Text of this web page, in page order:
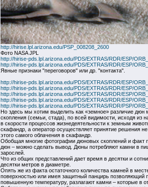
http://hirise.lpl.arizona.edu/PSP_008208_2600
Фото NASA JPL
http://hirise-pds.lpl.arizona.edu/PDS/EXTRAS/RDR/ESP/
http://hirise-pds.lpl.arizona.edu/PDS/EXTRAS/RDR/ESP/
Явные признаки "переговоров" или др. "контакта".
http://hirise-pds.lpl.arizona.edu/PDS/EXTRAS/RDR/ESP/
http://hirise-pds.lpl.arizona.edu/PDS/EXTRAS/RDR/ESP/
http://hirise-pds.lpl.arizona.edu/PDS/EXTRAS/RDR/ESP/
http://hirise-pds.lpl.arizona.edu/PDS/EXTRAS/RDR/ESP/
http://hirise-pds.lpl.arizona.edu/PDS/EXTRAS/RDR/PSP/
Но здесь мы хотим выделить как «земное» различие
скопления (семьи, стада), по всей видимости, исходя из
в скорости процессов жизнедеятельности к земным
скафандр, а оператор осуществляет принятие решения
этого самого облачения в скафандр.
Обобщая многие фотографии дюновых скоплений и факт
дюн – можно сделать вывод. Дюны потребляют камни в
зарослей.
Что из общих представлений дает время в десятки и
десятки метров в диаметре.
Опять же из факта остаточного количества камней в
поверхностью или имея защитный панцирь
повышенную температуру, разлагают камни – которые в